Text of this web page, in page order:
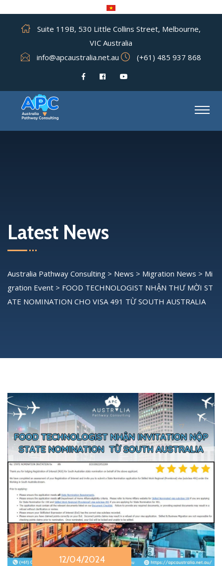
Suite 119B, 530 Little Collins Street, Melbourne,
VIC Australia
info@apcaustralia.net.au
(+61) 485 937 868
Latest News
Australia Pathway Consulting > News > Migration News > Mi
gration Event > FOOD TECHNOLOGIST NHẬN THƯ MỜI ST
ATE NOMINATION CHO VISA 491 TỪ SOUTH AUSTRALIA
12/04/2024